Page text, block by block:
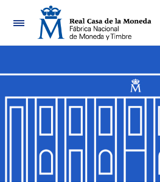
Nabigazioa
Erakutsi/Ezkutatu
Erakutsi/Ezkutatu
Erakutsi/Ezkutatu